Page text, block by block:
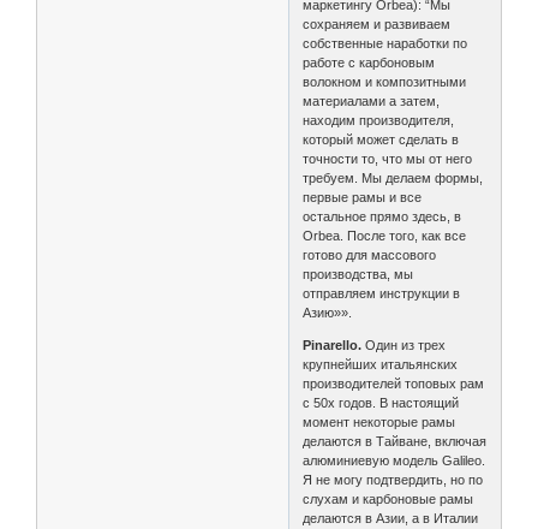
маркетингу Orbea): “Мы
сохраняем и развиваем
собственные наработки по
работе с карбоновым
волокном и композитными
материалами а затем,
находим производителя,
который может сделать в
точности то, что мы от него
требуем. Мы делаем формы,
первые рамы и все
остальное прямо здесь, в
Orbea. После того, как все
готово для массового
производства, мы
отправляем инструкции в
Азию»».
Pinarello. Один из трех
крупнейших итальянских
производителей топовых рам
с 50х годов. В настоящий
момент некоторые рамы
делаются в Тайване, включая
алюминиевую модель Galileo.
Я не могу подтвердить, но по
слухам и карбоновые рамы
делаются в Азии, а в Италии